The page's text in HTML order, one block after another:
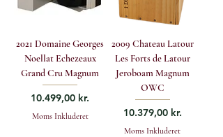
2021 Domaine Georges
Noellat Echezeaux
Grand Cru Magnum
Pris
10.499,00 kr.
Moms Inkluderet
2009 Chateau Latour
Les Forts de Latour
Jeroboam Magnum
OWC
Pris
10.379,00 kr.
Moms Inkluderet